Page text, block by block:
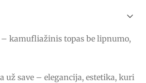
– kamufliažinis topas be lipnumo,
už save – elegancija, estetika, kuri